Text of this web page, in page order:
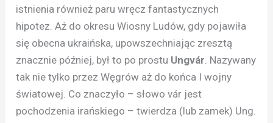
istnienia również paru wręcz fantastycznych
hipotez. Aż do okresu Wiosny Ludów, gdy pojawiła
się obecna ukraińska, upowszechniając zresztą
znacznie później, był to po prostu Ungvár . Nazywany
tak nie tylko przez Węgrów aż do końca I wojny
światowej. Co znaczyło – słowo vár jest
pochodzenia irańskiego – twierdza (lub zamek) Ung.